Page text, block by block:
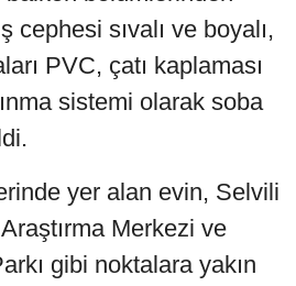
cephesi sıvalı ve boyalı,
PVC, çatı kaplaması
sistemi olarak soba
yer alan evin, Selvili
Merkezi ve
gibi noktalara yakın